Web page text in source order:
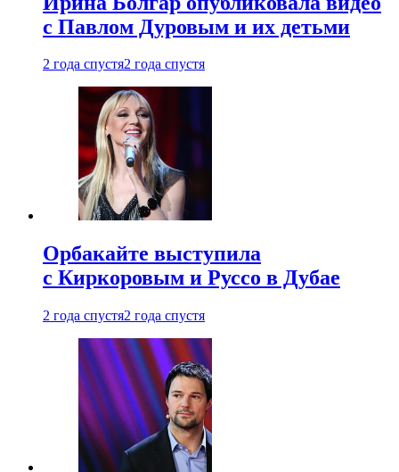
с Павлом Дуровым и их детьми
2 года спустя2 года спустя
Орбакайте выступила
с Киркоровым и Руссо в Дубае
2 года спустя2 года спустя